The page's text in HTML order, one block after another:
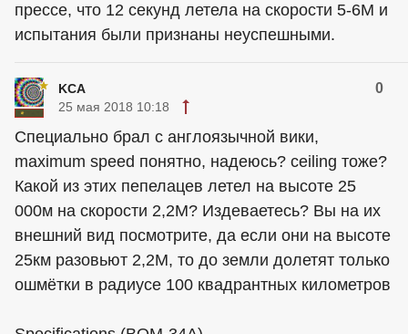
прессе, что 12 секунд летела на скорости 5-6М и
испытания были признаны неуспешными.
KCA 0
25 мая 2018 10:18
Специально брал с англоязычной вики,
maximum speed понятно, надеюсь? ceiling тоже?
Какой из этих пепелацев летел на высоте 25
000м на скорости 2,2М? Издеваетесь? Вы на их
внешний вид посмотрите, да если они на высоте
25км разовьют 2,2М, то до земли долетят только
ошмётки в радиусе 100 квадрантных километров